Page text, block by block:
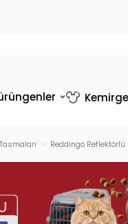
Reddingo